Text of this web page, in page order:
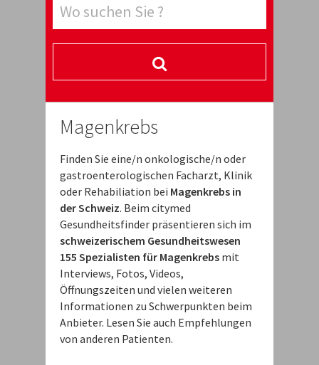
Magenkrebs
Finden Sie eine/n onkologische/n oder
gastroenterologischen Facharzt, Klinik
oder Rehabiliation bei Magenkrebs in
der Schweiz. Beim citymed
Gesundheitsfinder präsentieren sich im
schweizerischem Gesundheitswesen
155 Spezialisten für Magenkrebs mit
Interviews, Fotos, Videos,
Öffnungszeiten und vielen weiteren
Informationen zu Schwerpunkten beim
Anbieter. Lesen Sie auch Empfehlungen
von anderen Patienten.